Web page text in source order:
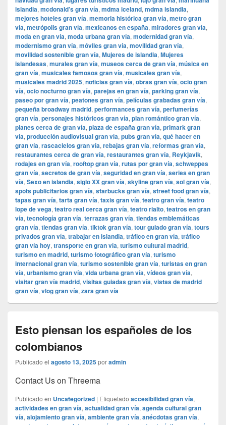
islandia, mcdonald’s gran vía, mdma iceland, mdma islandia,
mejores hoteles gran vía, memoria histórica gran vía, metro gran
vía, metrópolis gran vía, mexicanos en españa, miradores gran vía,
moda en gran vía, moda urbana gran vía, modernidad gran vía,
modernismo gran vía, móviles gran vía, movilidad gran vía,
movilidad sostenible gran vía, Mujeres de islandia, Mujeres
islandesas, murales gran vía, museos cerca de gran vía, música en
gran vía, musicales famosos gran vía, musicales gran vía,
musicales madrid 2025, noticias gran vía, obras gran vía, ocio gran
vía, ocio nocturno gran vía, parejas en gran vía, parking gran vía,
paseo por gran vía, peatones gran vía, películas grabadas gran vía,
pequeña broadway madrid, performances gran vía, perfumerías
gran vía, personajes históricos gran vía, plan romántico gran vía,
planes cerca de gran vía, plaza de españa gran vía, primark gran
vía, producción audiovisual gran vía, pubs gran vía, qué hacer en
gran vía, rascacielos gran vía, rebajas gran vía, reformas gran vía,
restaurantes cerca de gran vía, restaurantes gran vía, Reykjavik,
rodajes en gran vía, rooftop gran vía, rutas por gran vía, schweppes
gran vía, secretos de gran vía, seguridad en gran vía, series en gran
vía, Sexo en islandia, siglo XX gran vía, skyline gran vía, sol gran vía,
spots publicitarios gran vía, starbucks gran vía, street food gran vía,
tapas gran vía, tarta gran vía, taxis gran vía, teatro gran vía, teatro
lope de vega, teatro real cerca gran vía, teatro rialto, teatros en gran
vía, tecnología gran vía, terrazas gran vía, tiendas emblemáticas
gran vía, tiendas gran vía, tiktok gran vía, tour guiado gran vía, tours
privados gran vía, trabajar en islandia, tráfico en gran vía, tráfico
gran vía hoy, transporte en gran vía, turismo cultural madrid,
turismo en madrid, turismo fotográfico gran vía, turismo
internacional gran vía, turismo sostenible gran vía, turistas en gran
vía, urbanismo gran vía, vida urbana gran vía, vídeos gran vía,
visitar gran vía madrid, visitas guiadas gran vía, vistas de madrid
gran vía, vlog gran vía, zara gran vía
Esto piensan los españoles de los
colombianos
Publicado el agosto 13, 2025poradmin
Contact Us on Threema
Publicado en Uncategorized | Etiquetado accesibilidad gran vía,
actividades en gran vía, actualidad gran vía, agenda cultural gran
vía, alojamiento gran vía, ambiente gran vía, anécdotas gran vía,